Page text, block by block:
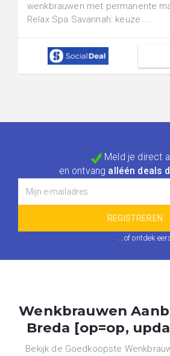
wenkbrauwen met permanente
Relax Spa Savannah: keuze ...
Meld je direct
en ontvang alléén deals
...of ontdek
Wenkbrauwen
Breda [op=op,
Bekijk de Goedkoopste